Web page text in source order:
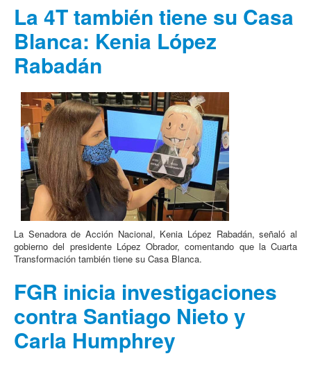
La 4T también tiene su Casa
Blanca: Kenia López
Rabadán
La Senadora de Acción Nacional, Kenia López Rabadán, señaló al
gobierno del presidente López Obrador, comentando que la Cuarta
Transformación también tiene su Casa Blanca.
FGR inicia investigaciones
contra Santiago Nieto y
Carla Humphrey